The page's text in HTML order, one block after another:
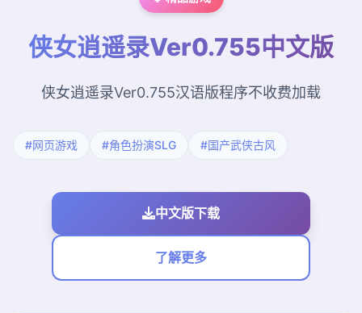
侠女逍遥录Ver0.755中文版
侠女逍遥录Ver0.755汉语版程序不收费加载
#网页游戏 #角色扮演SLG #国产武侠古风
中文版下载
了解更多